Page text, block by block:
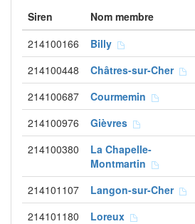
Siren Nom membre
214100166
Billy
214100448 Châtres-sur-Cher
214100687 Courmemin
214100976 Gièvres
214100380
La Chapelle-
Montmartin
214101107 Langon-sur-Cher
214101180 Loreux